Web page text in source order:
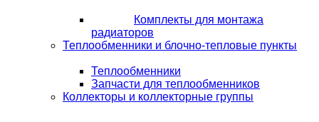
Комплекты для монтажа
радиаторов
Теплообменники и блочно-тепловые пункты
Теплообменники
Запчасти для теплообменников
Коллекторы и коллекторные группы